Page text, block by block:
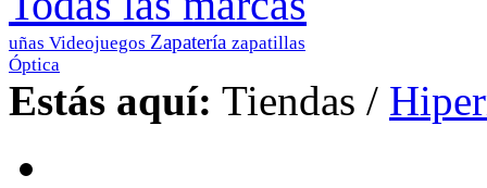
uñas Videojuegos Zapatería zapatillas
Óptica
Estás aquí: Tiendas /